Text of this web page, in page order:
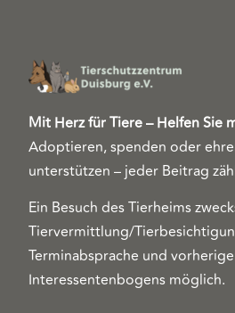
Mit Herz für Tiere – Helfen Sie
Adoptieren, spenden oder
unterstützen – jeder Beitrag
Ein Besuch des Tierheims
Tiervermittlung/
Terminabsprache und
Interessentenbogens möglich.